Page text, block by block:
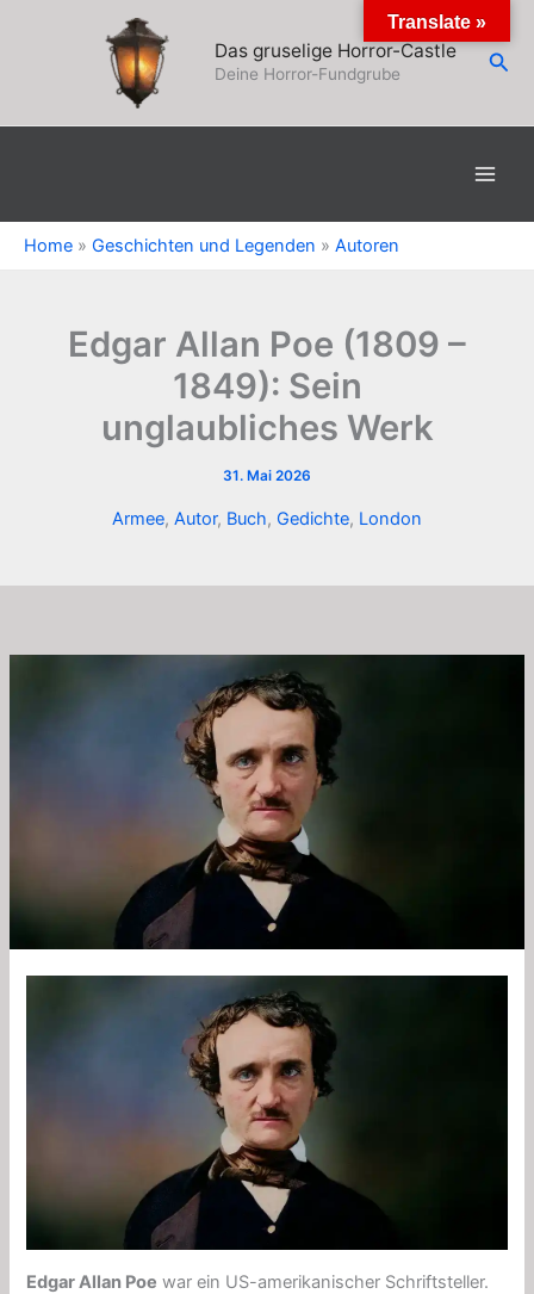
Das gruselige Horror-Castle
Deine Horror-Fundgrube
Home » Geschichten und Legenden » Autoren
Edgar Allan Poe (1809 –
1849): Sein
unglaubliches Werk
31. Mai 2026
Armee, Autor, Buch, Gedichte, London
Edgar Allan Poe war ein US-amerikanischer Schriftsteller.
Translate »